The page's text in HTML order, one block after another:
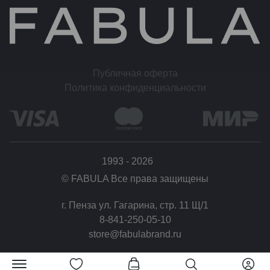
Публичная оферта
Политика конфиденциальности
1993 - 2026
© FABULA Все права защищены
г. Пенза ул. Гагарина, стр. 11 Щ/1
8-841-250-05-10
store@fabulabrand.ru